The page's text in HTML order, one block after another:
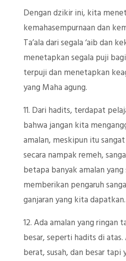
Dengan dzikir ini, kita
kemahasempurnaan dan
Ta’ala dari segala ‘aib dan
menetapkan segala puji
terpuji dan menetapkan
yang Maha agung.
11. Dari hadits, terdapat
bahwa jangan kita
amalan, meskipun itu
secara nampak remeh,
betapa banyak amalan
memberikan pengaruh
ganjaran yang kita dapatkan.
12. Ada amalan yang ringan
besar, seperti hadits di atas.
berat, susah, dan besar tapi